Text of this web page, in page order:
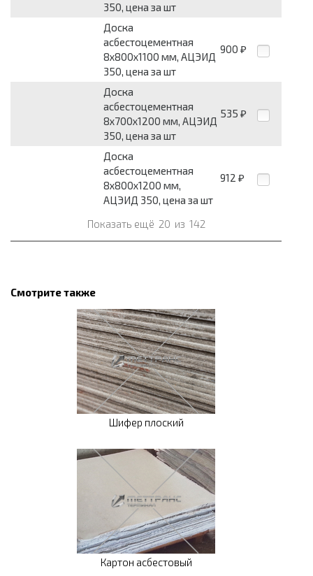
350, цена за шт
Доска
асбестоцементная
8x800x1100 мм, АЦЭИД
350, цена за шт
900 ₽
Доска
асбестоцементная
8x700x1200 мм, АЦЭИД
350, цена за шт
535 ₽
Доска
асбестоцементная
8x800x1200 мм,
АЦЭИД 350, цена за шт
912 ₽
Показать ещё 20 из 142
Смотрите также
Шифер плоский
Картон асбестовый